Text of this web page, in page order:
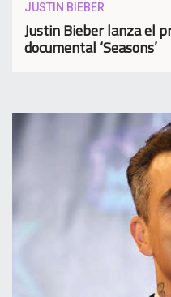
JUSTIN BIEBER
Justin Bieber lanza el
documental ‘Seasons’